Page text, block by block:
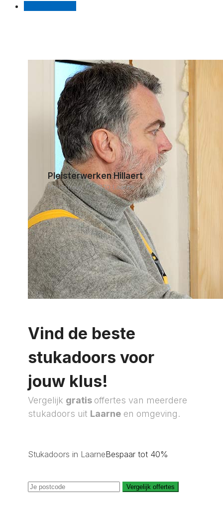
Pleisterwerken Hillaert
Mellestraat 16, 9270 Laarne
Vind de beste
stukadoors voor
jouw klus!
Vergelijk gratis offertes van meerdere
stukadoors uit Laarne en omgeving.
Stukadoors in LaarneBespaar tot 40%
Vergelijk offertes